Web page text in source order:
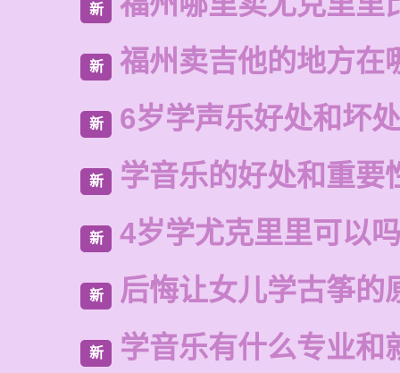
新
新 福州卖吉他的地方在
新 6岁学声乐好处和坏处
新 学音乐的好处和重要
新 4岁学尤克里里可以吗
新 后悔让女儿学古筝的
新 学音乐有什么专业和